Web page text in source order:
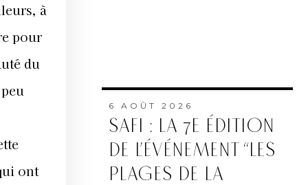
à
pour
du
ont
6 AOÛT 2026
SAFI : LA 7E ÉDITION
DE L’ÉVÉNEMENT “LES
PLAGES DE LA